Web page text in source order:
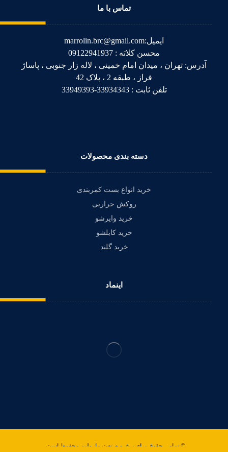
تماس با ما
ایمیل:marrolin.brc@gmail.com
محسن کلاته : 09122941937
آدرس: تهران ، میدان امام خمینی ، لاله زار جنوبی ، پاساژ
فراز ، طبقه 2 ، پلاک 42
تلفن ثابت : 33934343-33949393
دسته بندی محصولات
خرید انواع بست کمربندی
روکش حرارتی
خرید وایرشو
خرید کابلشو
خرید گلند
اینماد
© تمامی حقوق برای برق و صنعت مارولین محفوظ است .